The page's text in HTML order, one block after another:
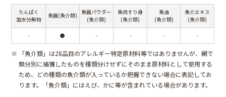
たんぱく
加水分解物
魚醤(魚介類)
魚醤パウダー
(魚介類)
魚肉すり身
(魚介類)
魚油
(魚介類)
魚介エキス
(魚介類)
- ● - - - -
※
「魚介類」は28品目のアレルギー特定原材料等ではありませんが、網で
無分別に捕獲したものを種類分けせずにそのまま原材料として使用する
ため、どの種類の魚介類が入っているか把握できない場合に表記してお
ります。「魚介類」にはえび、かに等が含まれている場合があります。